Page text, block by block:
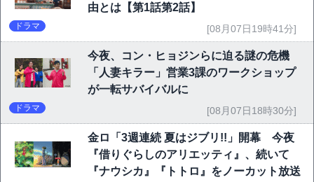
由とは【第1話第2話】
ドラマ [08月07日19時41分]
今夜、コン・ヒョジンらに迫る謎の危機
「人妻キラー」営業3課のワークショップ
が一転サバイバルに
ドラマ [08月07日18時30分]
金ロ「3週連続 夏はジブリ!!」開幕 今夜
『借りぐらしのアリエッティ』、続いて
『ナウシカ』『トトロ』をノーカット放送